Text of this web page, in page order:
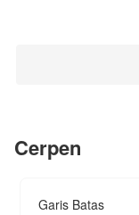
Cerpen
Garis Batas